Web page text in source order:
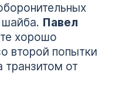
шайба. Павел
хорошо
второй попытки
транзитом от